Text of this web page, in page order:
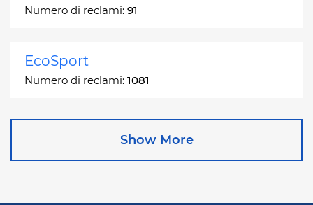
Numero di reclami: 91
EcoSport
Numero di reclami: 1081
Escape
Show More